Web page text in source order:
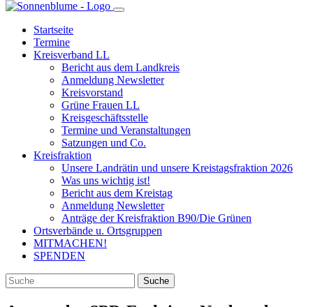
Startseite
Termine
Kreisverband LL
Bericht aus dem Landkreis
Anmeldung Newsletter
Kreisvorstand
Grüne Frauen LL
Kreisgeschäftsstelle
Termine und Veranstaltungen
Satzungen und Co.
Kreisfraktion
Unsere Landrätin und unsere Kreistagsfraktion 2026
Was uns wichtig ist!
Bericht aus dem Kreistag
Anmeldung Newsletter
Anträge der Kreisfraktion B90/Die Grünen
Ortsverbände u. Ortsgruppen
MITMACHEN!
SPENDEN